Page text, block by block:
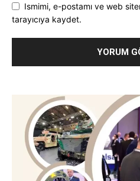
Ismimi, e-postamı ve web
tarayıcıya kaydet.